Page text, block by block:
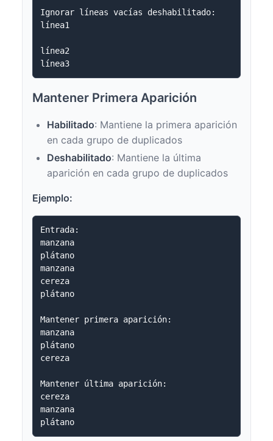
Ignorar líneas vacías deshabilitado:
línea1
línea2
Mantener Primera Aparición
Habilitado: Mantiene la primera aparición
en cada grupo de duplicados
Deshabilitado: Mantiene la última
aparición en cada grupo de duplicados
Ejemplo:
Entrada:
manzana
plátano
manzana
cereza
plátano
Mantener primera aparición:
manzana
plátano
cereza
Mantener última aparición:
cereza
manzana